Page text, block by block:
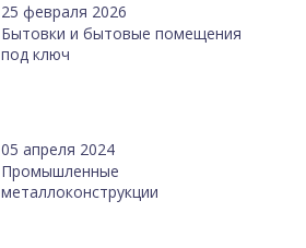
25 февраля 2026
Бытовки и бытовые помещения
под ключ
05 апреля 2024
Промышленные
металлоконструкции